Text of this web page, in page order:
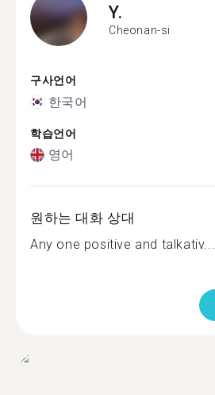
Y.
Cheonan-si
구사언어
한국어
학습언어
영어
원하는 대화 상대
Any one positive and talkativ...